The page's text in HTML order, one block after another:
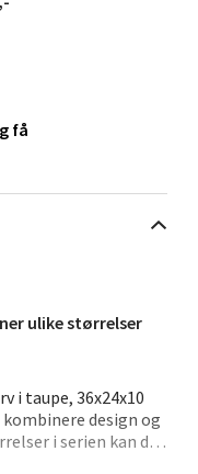
ulike størrelser
i taupe, 36x24x10
design og
i serien kan du
få